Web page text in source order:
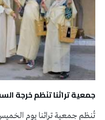
جمعية تراثنا تنَظم خرجة السفساري